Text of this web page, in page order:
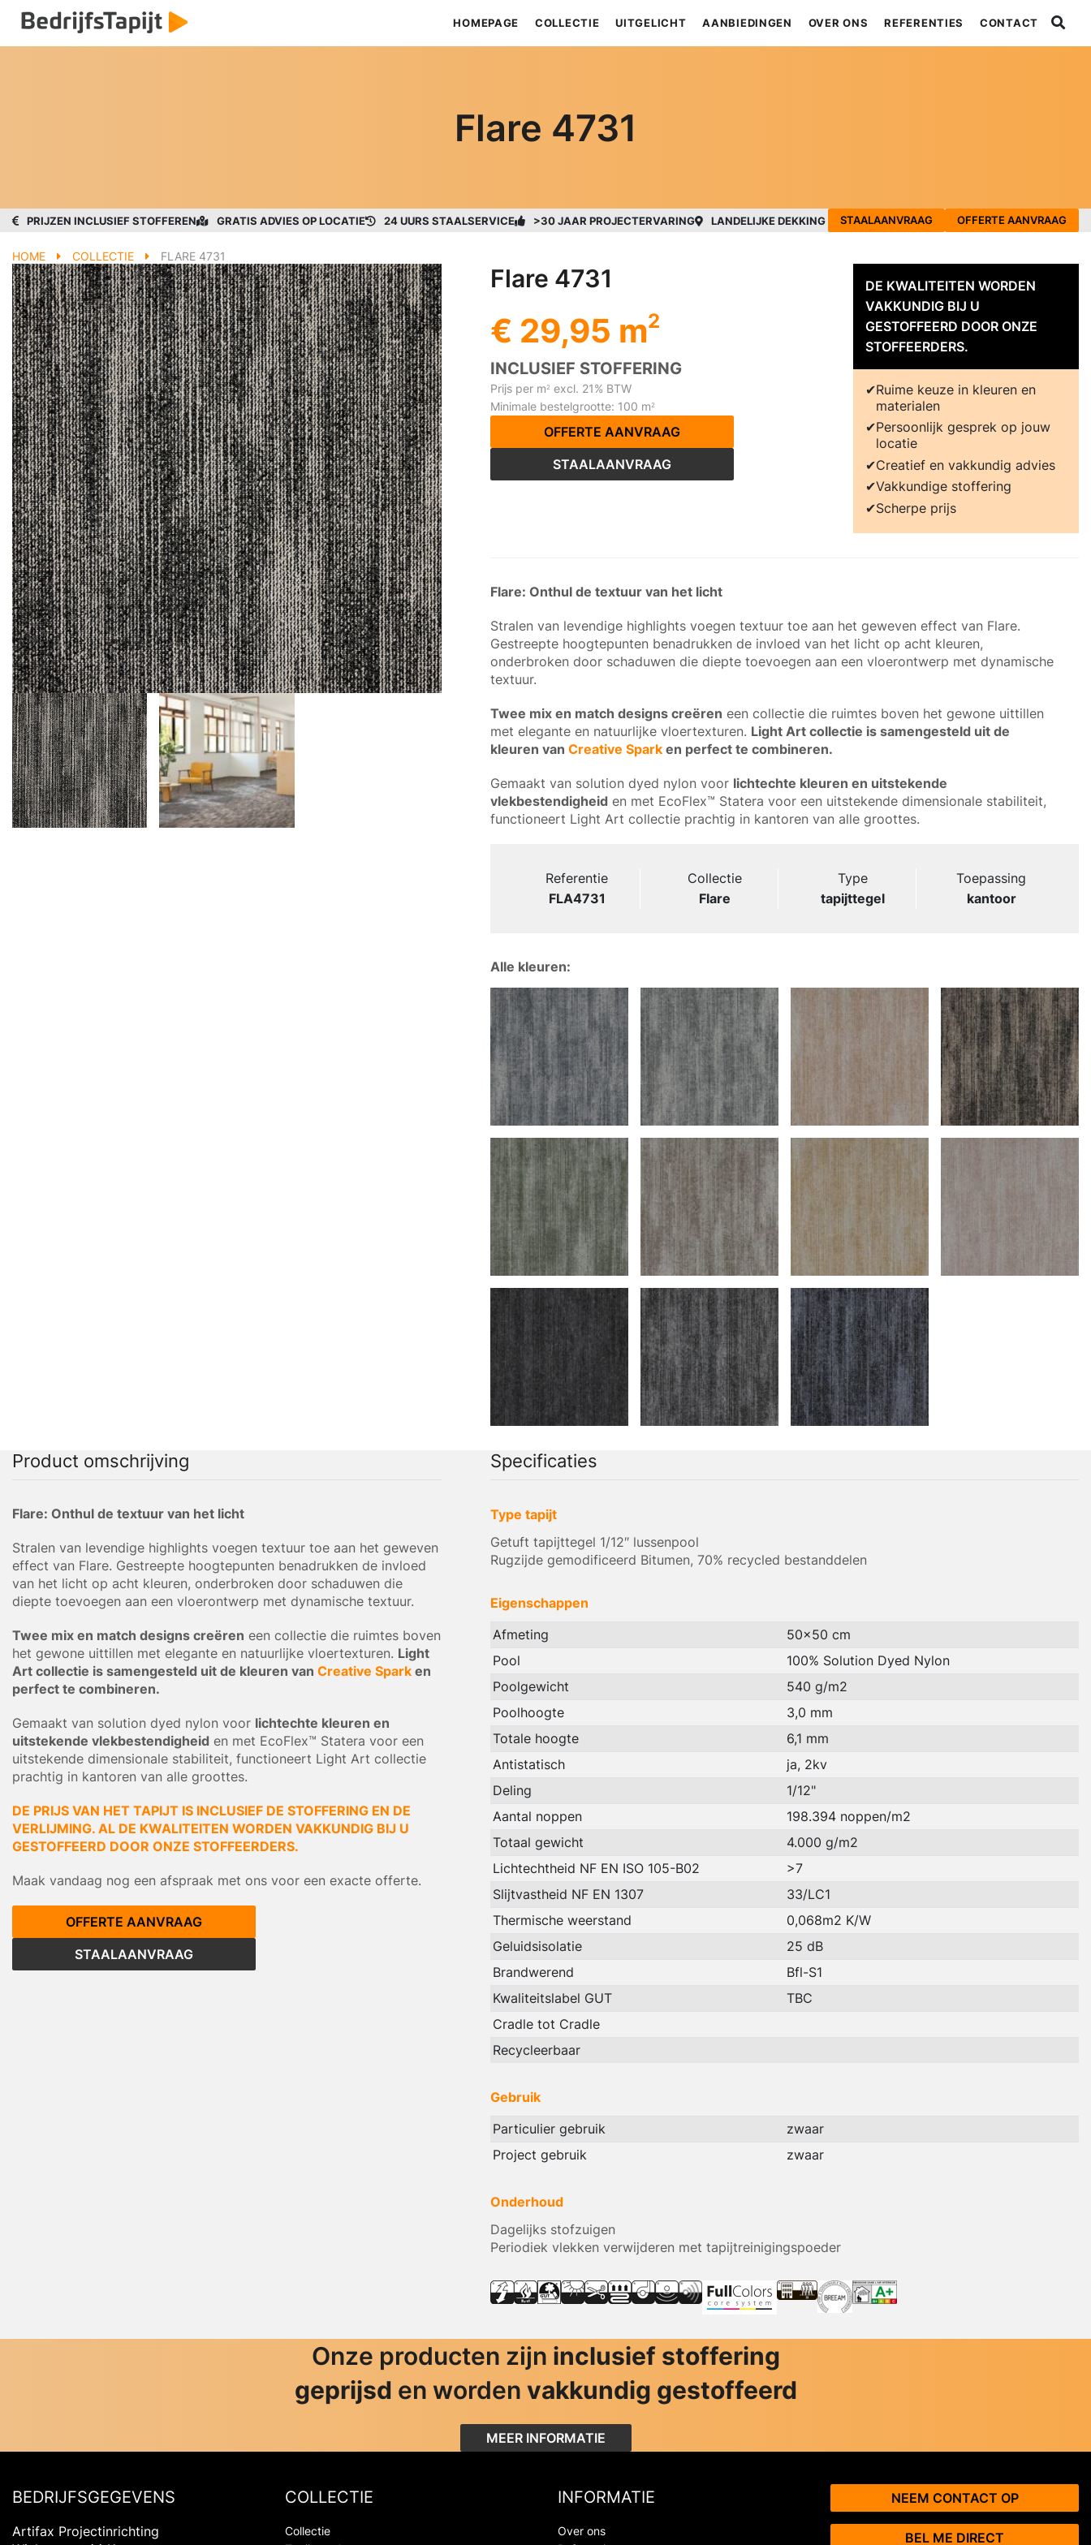
HOMEPAGE COLLECTIE UITGELICHT AANBIEDINGEN OVER ONS REFERENTIES CONTACT
Flare 4731
PRIJZEN INCLUSIEF STOFFEREN GRATIS ADVIES OP LOCATIE 24 UURS STAALSERVICE >30 JAAR PROJECTERVARING LANDELIJKE DEKKING STAALAANVRAAG OFFERTE AANVRAAG
HOME COLLECTIE FLARE 4731
Flare 4731
€ 29,95 m2
INCLUSIEF STOFFERING
Prijs per m2 excl. 21% BTW
Minimale bestelgrootte: 100 m2
OFFERTE AANVRAAG
STAALAANVRAAG
DE KWALITEITEN WORDEN
VAKKUNDIG BIJ U
GESTOFFEERD DOOR ONZE
STOFFEERDERS.
Ruime keuze in kleuren en
materialen
Persoonlijk gesprek op jouw
locatie
Creatief en vakkundig advies
Vakkundige stoffering
Scherpe prijs
Flare: Onthul de textuur van het licht
Stralen van levendige highlights voegen textuur toe aan het geweven effect van Flare.
Gestreepte hoogtepunten benadrukken de invloed van het licht op acht kleuren,
onderbroken door schaduwen die diepte toevoegen aan een vloerontwerp met dynamische
textuur.
Twee mix en match designs creëren een collectie die ruimtes boven het gewone uittillen
met elegante en natuurlijke vloertexturen. Light Art collectie is samengesteld uit de
kleuren van Creative Sparken perfect te combineren.
Gemaakt van solution dyed nylon voor lichtechte kleuren en uitstekende
vlekbestendigheiden met EcoFlex™ Statera voor een uitstekende dimensionale stabiliteit,
functioneert Light Art collectie prachtig in kantoren van alle groottes.
Referentie
FLA4731
Collectie
Flare
Type
tapijttegel
Toepassing
kantoor
Alle kleuren:
Product omschrijving
Flare: Onthul de textuur van het licht
Stralen van levendige highlights voegen textuur toe aan het geweven
effect van Flare. Gestreepte hoogtepunten benadrukken de invloed
van het licht op acht kleuren, onderbroken door schaduwen die
diepte toevoegen aan een vloerontwerp met dynamische textuur.
Twee mix en match designs creëren een collectie die ruimtes boven
het gewone uittillen met elegante en natuurlijke vloertexturen. Light
Art collectie is samengesteld uit de kleuren van Creative Spark en
perfect te combineren.
Gemaakt van solution dyed nylon voor lichtechte kleuren en
uitstekende vlekbestendigheid en met EcoFlex™ Statera voor een
uitstekende dimensionale stabiliteit, functioneert Light Art collectie
prachtig in kantoren van alle groottes.
DE PRIJS VAN HET TAPIJT IS INCLUSIEF DE STOFFERING EN DE
VERLIJMING. AL DE KWALITEITEN WORDEN VAKKUNDIG BIJ U
GESTOFFEERD DOOR ONZE STOFFEERDERS.
Maak vandaag nog een afspraak met ons voor een exacte offerte.
OFFERTE AANVRAAG
STAALAANVRAAG
Specificaties
Type tapijt
Getuft tapijttegel 1/12″ lussenpool
Rugzijde gemodificeerd Bitumen, 70% recycled bestanddelen
Eigenschappen
Afmeting
50x50 cm
Pool
100% Solution Dyed Nylon
Poolgewicht
540 g/m2
Poolhoogte
3,0 mm
Totale hoogte
6,1 mm
Antistatisch
ja, 2kv
Deling
1/12"
Aantal noppen
198.394 noppen/m2
Totaal gewicht
4.000 g/m2
Lichtechtheid NF EN ISO 105-B02
>7
Slijtvastheid NF EN 1307
33/LC1
Thermische weerstand
0,068m2 K/W
Geluidsisolatie
25 dB
Brandwerend
Bfl-S1
Kwaliteitslabel GUT
TBC
Cradle tot Cradle
Recycleerbaar
Gebruik
Particulier gebruik
zwaar
Project gebruik
zwaar
Onderhoud
Dagelijks stofzuigen
Periodiek vlekken verwijderen met tapijtreinigingspoeder
Onze producten zijn inclusief stoffering
geprijsd en worden vakkundig gestoffeerd
MEER INFORMATIE
BEDRIJFSGEGEVENS
Artifax Projectinrichting
COLLECTIE
Collectie
INFORMATIE
Over ons
NEEM CONTACT OP
BEL ME DIRECT